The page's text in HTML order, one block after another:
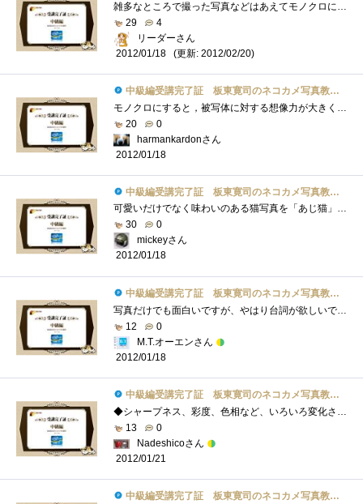
雑多なところで撮った写真などはあえてモノクロにしたほうが被写体を目立たせることができますね、的な感じですかね。言わんとすることはわ�...
29
4
リーダーさん
2012/01/18
(更新: 2012/02/20)
中級編受講完了証 板東寛司のネコカメ写真教室パート2
モノクロにすると，被写体に対する想像力が大きくなるので，表現力を問われてしまいます．でも，あえてネコでモノクロなのですね．事前にカ�...
20
0
harmankardonさん
2012/01/18
中級編受講完了証 板東寛司のネコカメ写真教室パート2
可愛いだけでなく味わいのある猫写真を「あじ猫」というのですね。初めて知りました（＾＾）今回は、あじ猫の撮影と白黒写真の加工、PSE10を使...
30
0
mickeyさん
2012/01/18
中級編受講完了証 板東寛司のネコカメ写真教室パート2
写真だけでも面白いですが、やはり台詞が欲しいです。台詞によってはそんなに面白くない写真でも面白く見えてくる…かもしれません。という�...
12
0
M.T.オーエンさん
2012/01/18
中級編受講完了証 板東寛司のネコカメ写真教室パート2
◆シャープネス、彩度、色相など、いろいろ変化させていくと、だんだんオリジナルより悪くなっていくことが多く、その都度、名前をつけて保�...
13
0
Nadeshicoさん
2012/01/21
中級編受講完了証 板東寛司のネコカメ写真教室パート2